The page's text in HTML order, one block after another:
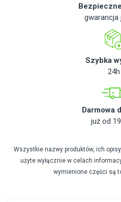
gwarancja
Szybka
24h
Darmowa
już od
Wszystkie nazwy produktów, ich
użyte wyłącznie w celach
wymienione części są